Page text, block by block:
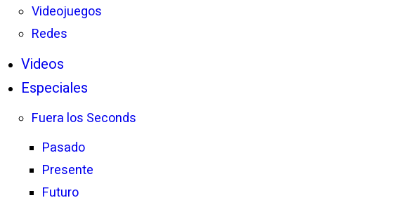
Videojuegos
Redes
Videos
Especiales
Fuera los Seconds
Pasado
Presente
Futuro